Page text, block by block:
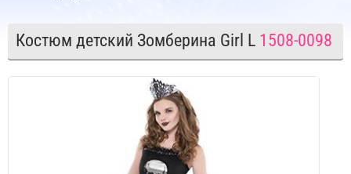
Костюм детский Зомберина Girl L 1508-0098